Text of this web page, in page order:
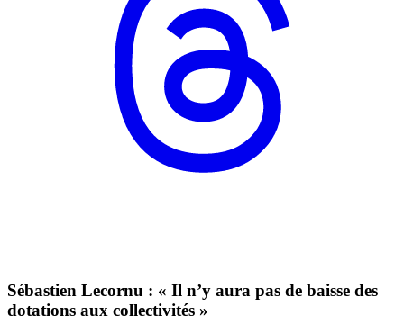
Sébastien Lecornu : « Il n’y aura pas de baisse des
dotations aux collectivités »